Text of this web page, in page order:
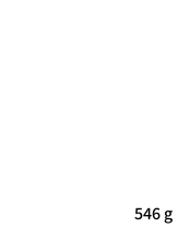
546 g